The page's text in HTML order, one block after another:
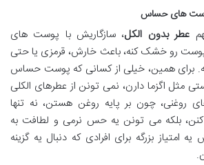
های حساس
عطر بدون الکل، سازگاریش با پوست های
رو خشک کنه، باعث خارش، قرمزی یا حتی
برای همین، خیلی از کسانی که پوست حساس
مثل اگزما دارن، نمی تونن از عطرهای الکلی
روغنی، چون بر پایه روغن هستن، نه تنها
بلکه می تونن یه حس نرمی و لطافت به
بزرگه برای افرادی که دنبال یه گزینه